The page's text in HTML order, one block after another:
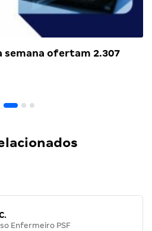
semana ofertam 2.307
Enfermeiro PSF